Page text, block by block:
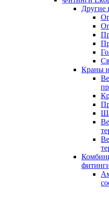
Другие
Краны